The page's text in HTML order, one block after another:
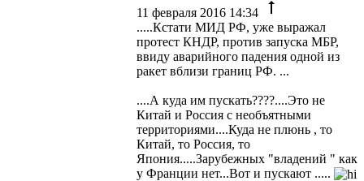
11 февраля 2016 14:34
.....Кстати МИД РФ, уже выражал
протест КНДР, против запуска МБР,
ввиду аварийного падения одной из
ракет вблизи границ РФ. ...
....А куда им пускать????....Это не
Китай и Россия с необъятными
территориями....Куда не плюнь , то
Китай, то Россия, то
Япония.....Зарубежных "владений " как
у Франции нет...Вот и пускают .....